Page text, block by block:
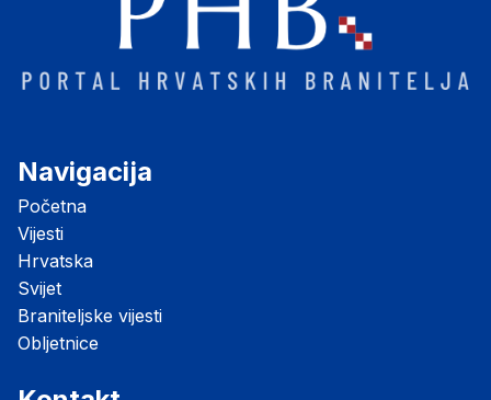
Navigacija
Početna
Vijesti
Hrvatska
Svijet
Braniteljske vijesti
Obljetnice